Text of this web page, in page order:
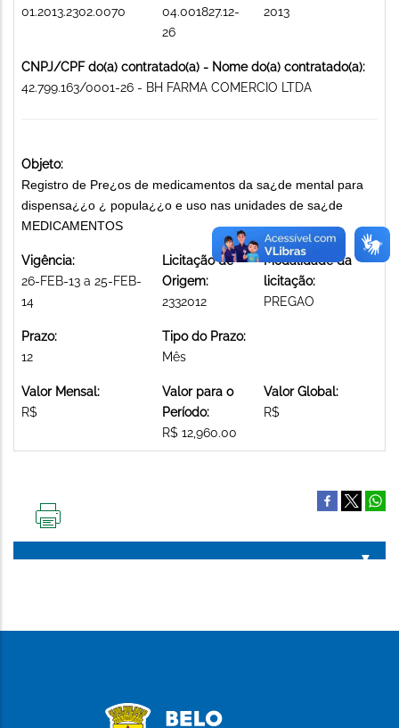
01.2013.2302.0070
04.001827.12-
26
2013
CNPJ/CPF do(a) contratado(a) - Nome do(a) contratado(a):
42.799.163/0001-26 - BH FARMA COMERCIO LTDA
Objeto:
Registro de Pre¿os de medicamentos da sa¿de mental para
dispensa¿¿o ¿ popula¿¿o e uso nas unidades de sa¿de
MEDICAMENTOS
Vigência:
26-FEB-13 a 25-FEB-
14
Licitação de
Origem:
2332012
Modalidade da
licitação:
PREGAO
Prazo:
12
Tipo do Prazo:
Mês
Valor Mensal:
R$
Valor para o
Período:
R$ 12,960.00
Valor Global:
R$
PÁGINA